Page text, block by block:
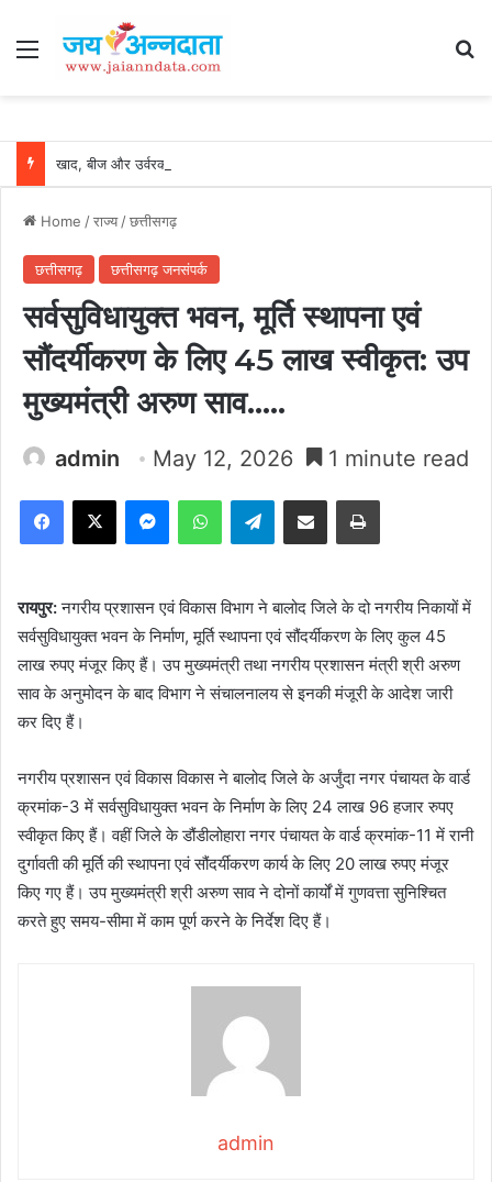
Menu
Home /राज्य/छत्तीसगढ़
छत्तीसगढ़ छत्तीसगढ़ जनसंपर्क
सर्वसुविधायुक्त भवन, मूर्ति स्थापना एवं
सौंदर्यीकरण के लिए 45 लाख स्वीकृत: उप
मुख्यमंत्री अरुण साव…..
admin May 12, 2026 1 minute read
Facebook
X MessengerWhatsAppTelegramShare via Email Print
रायपुर:नगरीय प्रशासन एवं विकास विभाग ने बालोद जिले के दो नगरीय निकायों में
सर्वसुविधायुक्त भवन के निर्माण, मूर्ति स्थापना एवं सौंदर्यीकरण के लिए कुल 45
लाख रुपए मंजूर किए हैं। उप मुख्यमंत्री तथा नगरीय प्रशासन मंत्री श्री अरुण
साव के अनुमोदन के बाद विभाग ने संचालनालय से इनकी मंजूरी के आदेश जारी
कर दिए हैं।
नगरीय प्रशासन एवं विकास विकास ने बालोद जिले के अर्जुंदा नगर पंचायत के वार्ड
क्रमांक-3 में सर्वसुविधायुक्त भवन के निर्माण के लिए 24 लाख 96 हजार रुपए
स्वीकृत किए हैं। वहीं जिले के डौंडीलोहारा नगर पंचायत के वार्ड क्रमांक-11 में रानी
दुर्गावती की मूर्ति की स्थापना एवं सौंदर्यीकरण कार्य के लिए 20 लाख रुपए मंजूर
किए गए हैं। उप मुख्यमंत्री श्री अरुण साव ने दोनों कार्यों में गुणवत्ता सुनिश्चित
करते हुए समय-सीमा में काम पूर्ण करने के निर्देश दिए हैं।
admin